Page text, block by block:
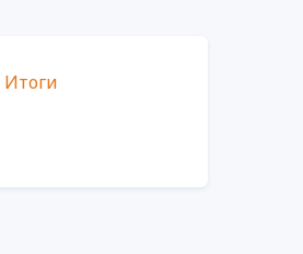
Итоги